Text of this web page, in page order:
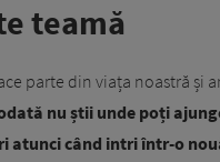
teamă
parte din viața noastră și
nu știi unde poți
atunci când intri într-o